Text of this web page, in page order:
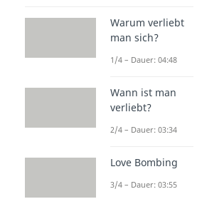
Bei der
Lerntheorie wird
Interpretationund
erlernt wird. Das
interpretiert
Informationen
Warum verliebt
man sich?
1/4 – Dauer: 04:48
Wann ist man
verliebt?
2/4 – Dauer: 03:34
Love Bombing
3/4 – Dauer: 03:55